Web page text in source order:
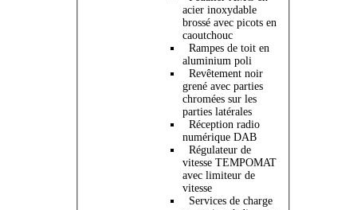
acier inoxydable
brossé avec picots en
caoutchouc
Rampes de toit en
aluminium poli
Revêtement noir
grené avec parties
chromées sur les
parties latérales
Réception radio
numérique DAB
Régulateur de
vitesse TEMPOMAT
avec limiteur de
vitesse
Services de charge